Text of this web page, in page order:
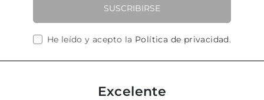
SUSCRIBIRSE
He leído y acepto la Política de privacidad.
Excelente